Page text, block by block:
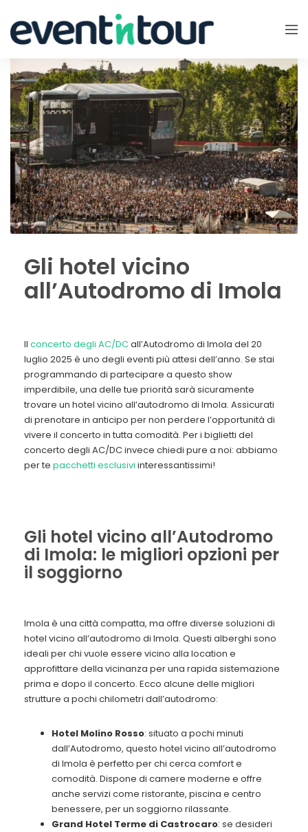
Gli hotel vicino
all’Autodromo di Imola
Il concerto degli AC/DCall’Autodromo di Imola del 20
luglio 2025 è uno degli eventi più attesi dell’anno. Se stai
programmando di partecipare a questo show
imperdibile, una delle tue priorità sarà sicuramente
trovare un hotel vicino all’autodromo di Imola. Assicurati
di prenotare in anticipo per non perdere l’opportunità di
vivere il concerto in tutta comodità. Per i biglietti del
concerto degli AC/DC invece chiedi pure a noi: abbiamo
per te pacchetti esclusivi interessantissimi!
Gli hotel vicino all’Autodromo
di Imola: le migliori opzioni per
il soggiorno
Imola è una città compatta, ma offre diverse soluzioni di
hotel vicino all’autodromo di Imola. Questi alberghi sono
ideali per chi vuole essere vicino alla location e
approfittare della vicinanza per una rapida sistemazione
prima e dopo il concerto. Ecco alcune delle migliori
strutture a pochi chilometri dall’autodromo:
Hotel Molino Rosso: situato a pochi minuti
dall’Autodromo, questo hotel vicino all’autodromo
di Imola è perfetto per chi cerca comfort e
comodità. Dispone di camere moderne e offre
anche servizi come ristorante, piscina e centro
benessere, per un soggiorno rilassante.
Grand Hotel Terme di Castrocaro: se desideri